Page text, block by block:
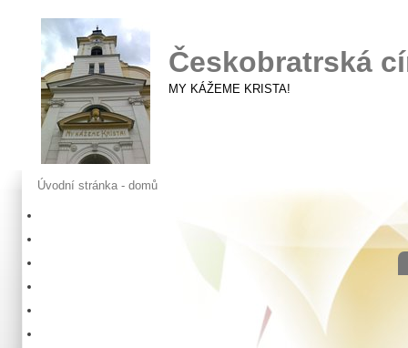
Českobratrská
MY KÁŽEME KRISTA!
Úvodní stránka - domů